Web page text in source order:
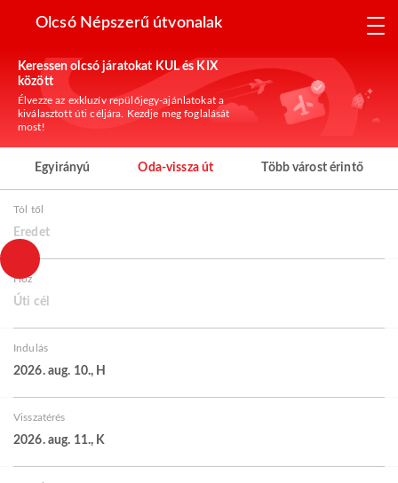
Olcsó Népszerű útvonalak
Keressen olcsó járatokat KUL és KIX
között
Élvezze az exkluzív repülőjegy-ajánlatokat a
kiválasztott úti céljára. Kezdje meg foglalását
most!
Egyirányú Oda-vissza út Több várost érintő
Tól től
Eredet
Hoz
Úti cél
Indulás
2026. aug. 10., H
Visszatérés
2026. aug. 11., K